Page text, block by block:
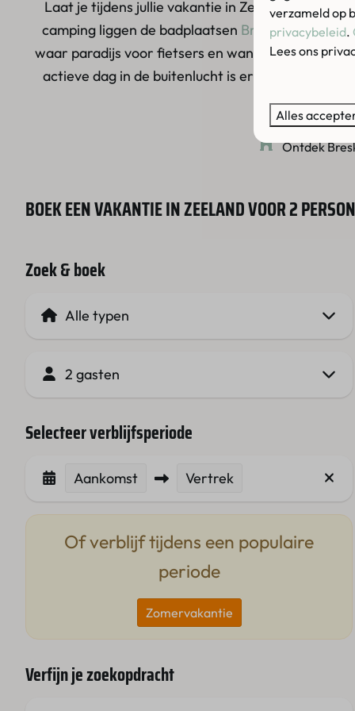
Laat je tijdens jullie vakantie in Zeeland voor 2
camping liggen de badplaatsen Breskens,
waar paradijs voor fietsers en wandelaars. Volg
actieve dag in de buitenlucht is er niets fijner
Ontdek
BOEK EEN VAKANTIE IN ZEELAND VOOR 2
Zoek & boek
2 gasten
Selecteer verblijfsperiode
Aankomst Vertrek
Of verblijf tijdens een populaire
periode
Zomervakantie
Verfijn je zoekopdracht
verzameld op
privacybeleid.
Lees ons
Alles